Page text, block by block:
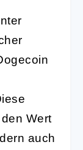
Wert
auch